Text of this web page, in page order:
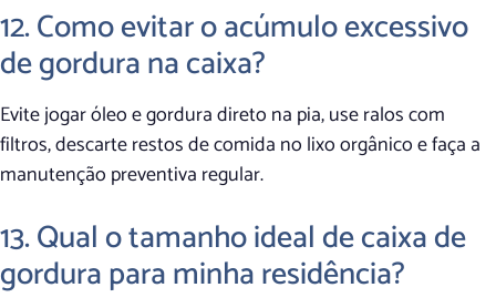
12. Como evitar o acúmulo excessivo
de gordura na caixa?
Evite jogar óleo e gordura direto na pia, use ralos com
filtros, descarte restos de comida no lixo orgânico e faça a
manutenção preventiva regular.
13. Qual o tamanho ideal de caixa de
gordura para minha residência?